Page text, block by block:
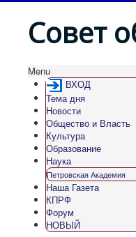
Совет
Menu
ВХОД
Тема дня
Новости
Общество и Власть
Культура
Образование
Наука
Петровская Академия
Наша Газета
КПРФ
Форум
НОВЫЙ